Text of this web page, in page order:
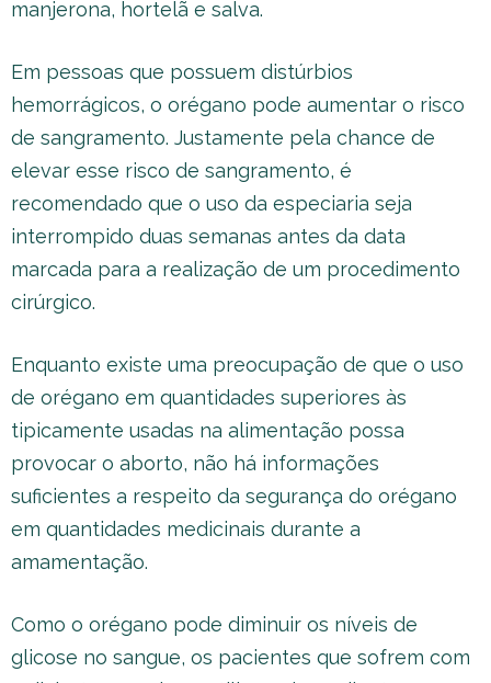
manjerona, hortelã e salva.
Em pessoas que possuem distúrbios
hemorrágicos, o orégano pode aumentar o risco
de sangramento. Justamente pela chance de
elevar esse risco de sangramento, é
recomendado que o uso da especiaria seja
interrompido duas semanas antes da data
marcada para a realização de um procedimento
cirúrgico.
Enquanto existe uma preocupação de que o uso
de orégano em quantidades superiores às
tipicamente usadas na alimentação possa
provocar o aborto, não há informações
suficientes a respeito da segurança do orégano
em quantidades medicinais durante a
amamentação.
Como o orégano pode diminuir os níveis de
glicose no sangue, os pacientes que sofrem com